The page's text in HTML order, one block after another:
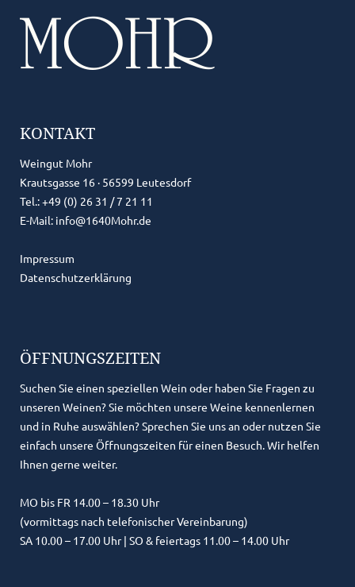
KONTAKT
Weingut Mohr
Krautsgasse 16 · 56599 Leutesdorf
Tel.: +49 (0) 26 31 / 7 21 11
E-Mail: info@1640Mohr.de
Impressum
Datenschutzerklärung
ÖFFNUNGSZEITEN
Suchen Sie einen speziellen Wein oder haben Sie Fragen zu
unseren Weinen? Sie möchten unsere Weine kennenlernen
und in Ruhe auswählen? Sprechen Sie uns an oder nutzen Sie
einfach unsere Öffnungszeiten für einen Besuch. Wir helfen
Ihnen gerne weiter.
MO bis FR 14.00 – 18.30 Uhr
(vormittags nach telefonischer Vereinbarung)
SA 10.00 – 17.00 Uhr | SO & feiertags 11.00 – 14.00 Uhr